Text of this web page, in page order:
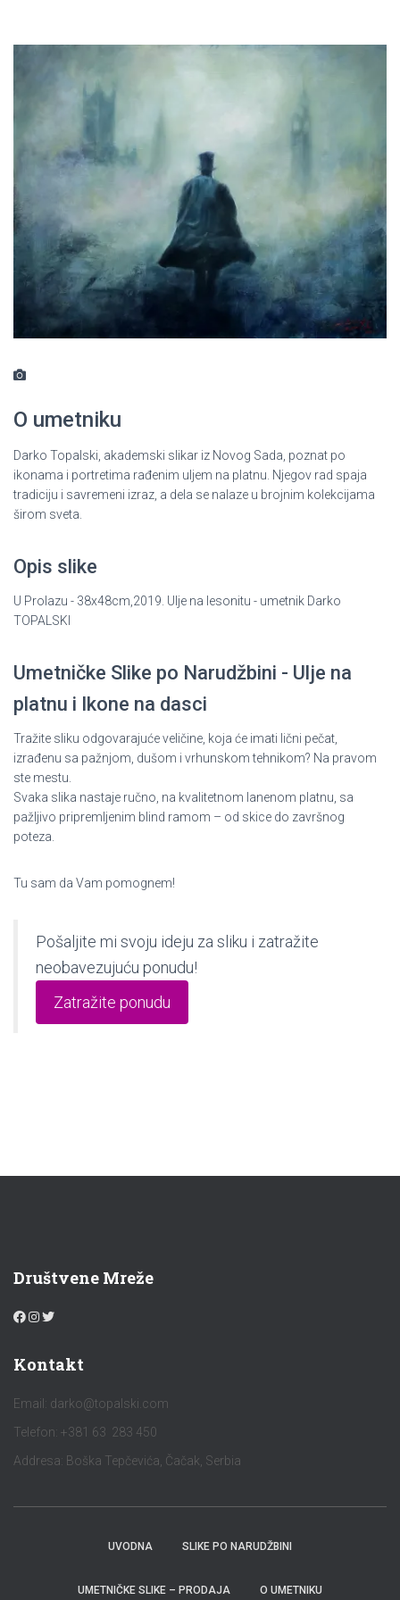
O umetniku
Darko Topalski, akademski slikar iz Novog Sada, poznat po
ikonama i portretima rađenim uljem na platnu. Njegov rad spaja
tradiciju i savremeni izraz, a dela se nalaze u brojnim kolekcijama
širom sveta.
Opis slike
U Prolazu - 38x48cm,2019. Ulje na lesonitu - umetnik Darko
TOPALSKI
Umetničke Slike po Narudžbini - Ulje na
platnu i Ikone na dasci
Tražite sliku odgovarajuće veličine, koja će imati lični pečat,
izrađenu sa pažnjom, dušom i vrhunskom tehnikom? Na pravom
ste mestu.
Svaka slika nastaje ručno, na kvalitetnom lanenom platnu, sa
pažljivo pripremljenim blind ramom – od skice do završnog
poteza.
Tu sam da Vam pomognem!
Pošaljite mi svoju ideju za sliku i zatražite
neobavezujuću ponudu!
Zatražite ponudu
Društvene Mreže
Kontakt
Email: darko@topalski.com
Telefon: +381 63 283 450
Addresa: Boška Tepčevića, Čačak, Serbia
UVODNA SLIKE PO NARUDŽBINI
UMETNIČKE SLIKE – PRODAJA O UMETNIKU